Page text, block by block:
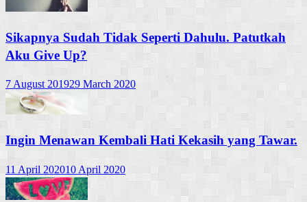
Sikapnya Sudah Tidak Seperti Dahulu. Patutkah
Aku Give Up?
7 August 201929 March 2020
Ingin Menawan Kembali Hati Kekasih yang Tawar.
11 April 202010 April 2020